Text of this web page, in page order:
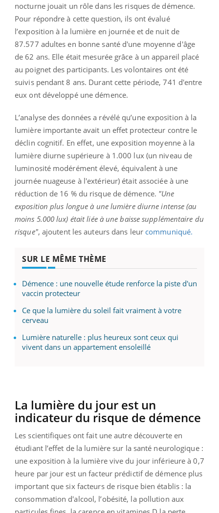
nocturne jouait un rôle dans les risques de démence.
Pour répondre à cette question, ils ont évalué
l’exposition à la lumière en journée et de nuit de
87.577 adultes en bonne santé d'une moyenne d'âge
de 62 ans. Elle était mesurée grâce à un appareil placé
au poignet des participants. Les volontaires ont été
suivis pendant 8 ans. Durant cette période, 741 d'entre
eux ont développé une démence.
L’analyse des données a révélé qu’une exposition à la
lumière importante avait un effet protecteur contre le
déclin cognitif. En effet, une exposition moyenne à la
lumière diurne supérieure à 1.000 lux (un niveau de
luminosité modérément élevé, équivalent à une
journée nuageuse à l'extérieur) était associée à une
réduction de 16 % du risque de démence. "Une
exposition plus longue à une lumière diurne intense (au
moins 5.000 lux) était liée à une baisse supplémentaire du
risque", ajoutent les auteurs dans leur communiqué.
SUR LE MÊME THÈME
Démence : une nouvelle étude renforce la piste d'un
vaccin protecteur
Ce que la lumière du soleil fait vraiment à votre
cerveau
Lumière naturelle : plus heureux sont ceux qui
vivent dans un appartement ensoleillé
La lumière du jour est un
indicateur du risque de démence
Les scientifiques ont fait une autre découverte en
étudiant l’effet de la lumière sur la santé neurologique :
une exposition à la lumière vive du jour inférieure à 0,7
heure par jour est un facteur prédictif de démence plus
important que six facteurs de risque bien établis : la
consommation d'alcool, l’obésité, la pollution aux